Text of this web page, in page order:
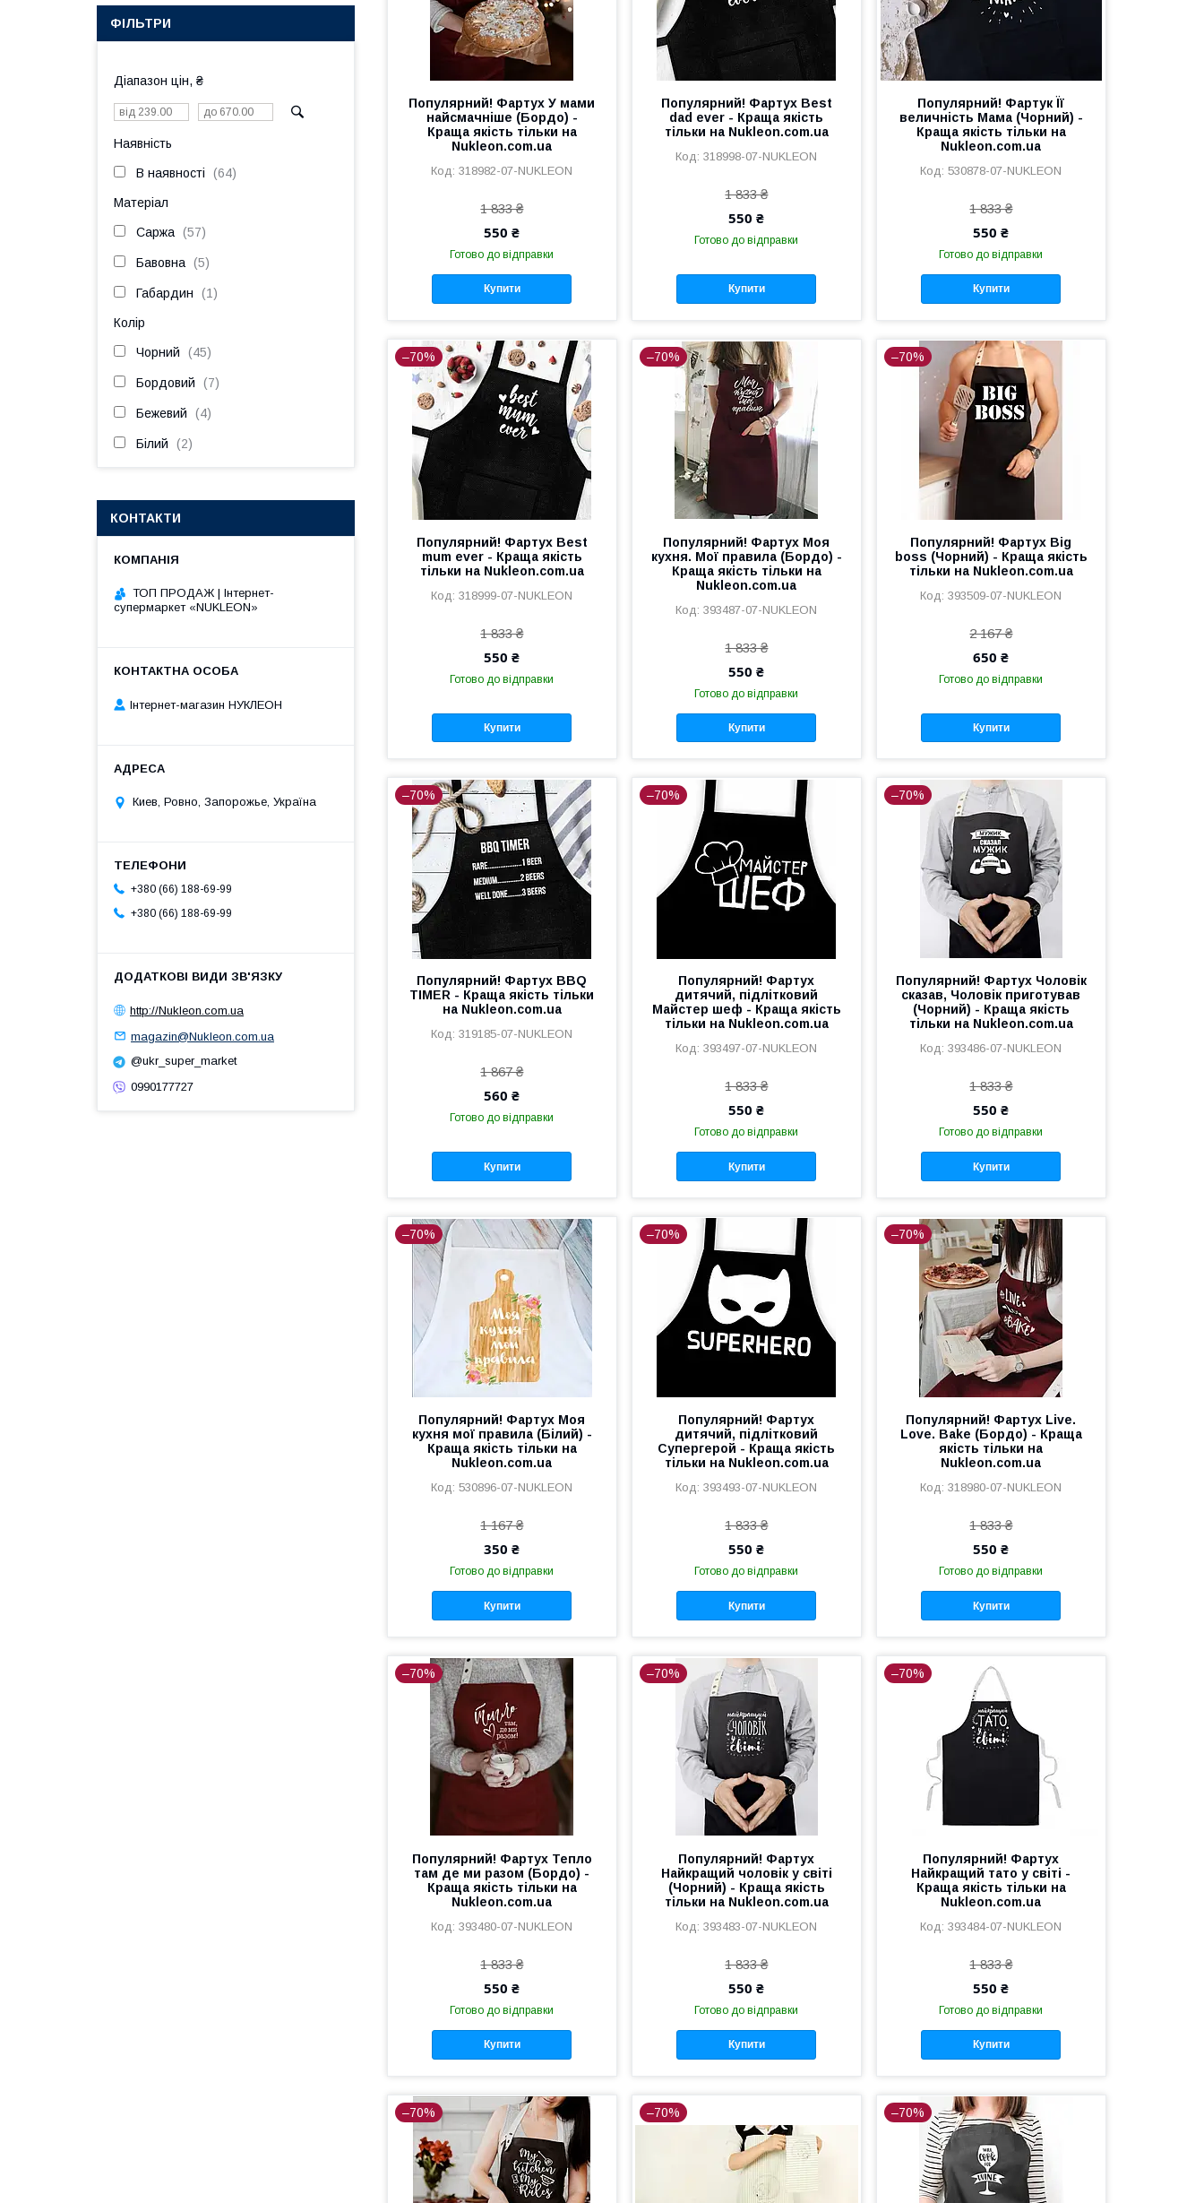
Популярний! Фартух У мами
найсмачніше (Бордо) -
Краща якість тільки на
Nukleon.com.ua
318982-07-NUKLEON
1 833 ₴
550 ₴
Готово до відправки
Купити
Популярний! Фартух Best
dad ever - Краща якість
тільки на Nukleon.com.ua
318998-07-NUKLEON
1 833 ₴
550 ₴
Готово до відправки
Купити
Популярний! Фартук Її
величність Мама (Чорний) -
Краща якість тільки на
Nukleon.com.ua
530878-07-NUKLEON
1 833 ₴
550 ₴
Готово до відправки
Купити
–70%
Популярний! Фартух Best
mum ever - Краща якість
тільки на Nukleon.com.ua
318999-07-NUKLEON
1 833 ₴
550 ₴
Готово до відправки
Купити
–70%
Популярний! Фартух Моя
кухня. Мої правила (Бордо) -
Краща якість тільки на
Nukleon.com.ua
393487-07-NUKLEON
1 833 ₴
550 ₴
Готово до відправки
Купити
–70%
Популярний! Фартух Big
boss (Чорний) - Краща якість
тільки на Nukleon.com.ua
393509-07-NUKLEON
2 167 ₴
650 ₴
Готово до відправки
Купити
–70%
Популярний! Фартух BBQ
TIMER - Краща якість тільки
на Nukleon.com.ua
319185-07-NUKLEON
1 867 ₴
560 ₴
Готово до відправки
Купити
–70%
Популярний! Фартух
дитячий, підлітковий
Майстер шеф - Краща якість
тільки на Nukleon.com.ua
393497-07-NUKLEON
1 833 ₴
550 ₴
Готово до відправки
Купити
–70%
Популярний! Фартух Чоловік
сказав, Чоловік приготував
(Чорний) - Краща якість
тільки на Nukleon.com.ua
393486-07-NUKLEON
1 833 ₴
550 ₴
Готово до відправки
Купити
–70%
Популярний! Фартух Моя
кухня мої правила (Білий) -
Краща якість тільки на
Nukleon.com.ua
530896-07-NUKLEON
1 167 ₴
350 ₴
Готово до відправки
Купити
–70%
Популярний! Фартух
дитячий, підлітковий
Супергерой - Краща якість
тільки на Nukleon.com.ua
393493-07-NUKLEON
1 833 ₴
550 ₴
Готово до відправки
Купити
–70%
Популярний! Фартух Live.
Love. Bake (Бордо) - Краща
якість тільки на
Nukleon.com.ua
318980-07-NUKLEON
1 833 ₴
550 ₴
Готово до відправки
Купити
–70%
Популярний! Фартух Тепло
там де ми разом (Бордо) -
Краща якість тільки на
Nukleon.com.ua
393480-07-NUKLEON
1 833 ₴
550 ₴
Готово до відправки
Купити
–70%
Популярний! Фартух
Найкращий чоловік у світі
(Чорний) - Краща якість
тільки на Nukleon.com.ua
393483-07-NUKLEON
1 833 ₴
550 ₴
Готово до відправки
Купити
–70%
Популярний! Фартух
Найкращий тато у світі -
Краща якість тільки на
Nukleon.com.ua
393484-07-NUKLEON
1 833 ₴
550 ₴
Готово до відправки
Купити
–70% –70% –70%
ФІЛЬТРИ
Діапазон цін, ₴
Наявність
В наявності 64
Матеріал
Саржа 57
Бавовна 5
Габардин 1
Колір
Чорний 45
Бордовий 7
Бежевий 4
Білий 2
КОНТАКТИ
ТОП ПРОДАЖ | Інтернет-
супермаркет «NUKLEON»
Інтернет-магазин НУКЛЕОН
Киев, Ровно, Запорожье, Україна
+380 (66) 188-69-99
+380 (66) 188-69-99
http://Nukleon.com.ua
magazin@Nukleon.com.ua
@ukr_super_market
0990177727